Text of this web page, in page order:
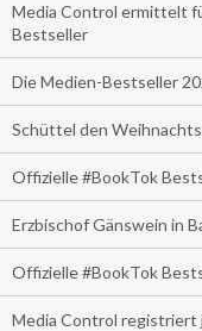
Media Control ermittelt
Bestseller
Die Medien-Bestseller
Schüttel den
Offizielle #BookTok
Erzbischof Gänswein in
Offizielle #BookTok
Media Control registriert